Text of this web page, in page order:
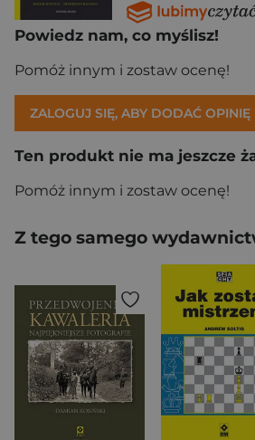
Powiedz nam, co myślisz!
Pomóż innym i zostaw ocenę!
ZALOGUJ SIĘ, ABY DODAĆ OPINIĘ
Ten produkt nie ma jeszcze
Pomóż innym i zostaw ocenę!
Z tego samego